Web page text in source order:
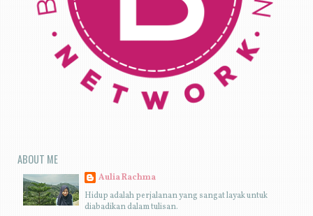
ABOUT ME
Aulia Rachma
Hidup adalah perjalanan yang sangat layak untuk
diabadikan dalam tulisan.